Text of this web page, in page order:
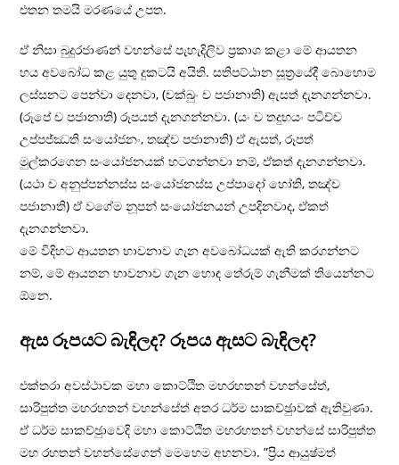
එතන තමයි මරණයේ උපත.
ඒ නිසා බුදුරජාණන් වහන්සේ පැහැදිලිව ප‍්‍රකාශ කළා මේ ආයතන
හය අවබෝධ කළ යුතු දුකටයි අයිති. සතිපට්ඨාන සූත‍්‍රයේදී බොහොම
ලස්සනට පෙන්වා දෙනවා, (චක්ඛුං ච පජානාති) ඇසත් දැනගන්නවා.
(රූපේ ච පජානාති) රූපයත් දැනගන්නවා. (යං ච තදුභයං පටිච්ච
උප්පජ්ඣති සංයෝජනං, තඤ්ච පජානාති) ඒ ඇසත්, රූපත්
මුල්කරගෙන සංයෝජනයක් හටගන්නවා නම්, ඒකත් දැනගන්නවා.
(යථා ච අනුප්පන්නස්ස සංයෝජනස්ස උප්පාදෝ හෝති, තඤ්ච
පජානාති) ඒ වගේම නූපන් සංයෝජනයන් උපදිනවාද, ඒකත්
දැනගන්නවා.
මේ විදිහට ආයතන භාවනාව ගැන අවබෝධයක් ඇති කරගන්නට
නම්, මේ ආයතන භාවනාව ගැන හොඳ තේරුම් ගැනීමක් තියෙන්නට
ඕනෙ.
ඇස රූපයට බැඳිලද? රූපය ඇසට බැඳිලද?
එක්තරා අවස්ථාවක මහා කොට්ඨිත මහරහතන් වහන්සේත්,
සාරිපුත්ත මහරහතන් වහන්සේත් අතර ධර්ම සාකච්ඡුාවක් ඇතිවුණා.
ඒ ධර්ම සාකච්ඡුාවෙදි මහා කොට්ඨිත මහරහතන් වහන්සේ සාරිපුත්ත
මහ රහතන් වහන්සේගෙන් මෙහෙම අහනවා. ”ප‍්‍රිය ආයුෂ්මත්